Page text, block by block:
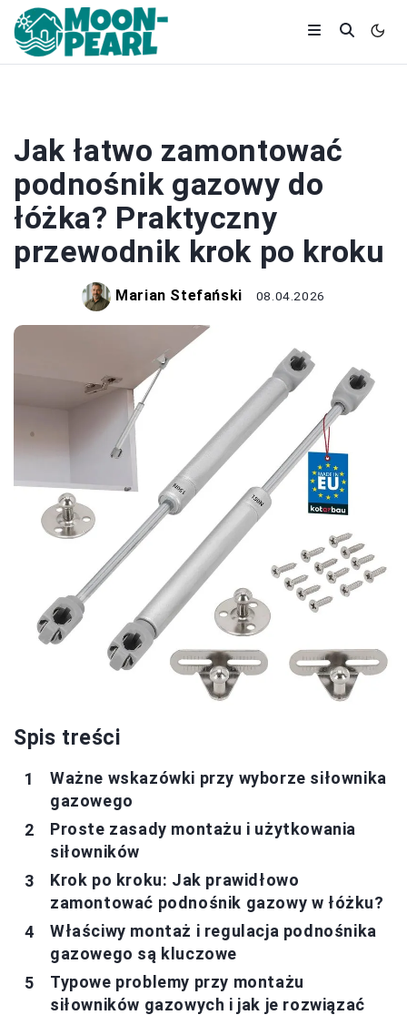
Jak łatwo zamontować
podnośnik gazowy do
łóżka? Praktyczny
przewodnik krok po kroku
Marian Stefański 08.04.2026
Spis treści
Ważne wskazówki przy wyborze siłownika
gazowego
Proste zasady montażu i użytkowania
siłowników
Krok po kroku: Jak prawidłowo
zamontować podnośnik gazowy w łóżku?
Właściwy montaż i regulacja podnośnika
gazowego są kluczowe
Typowe problemy przy montażu
siłowników gazowych i jak je rozwiązać